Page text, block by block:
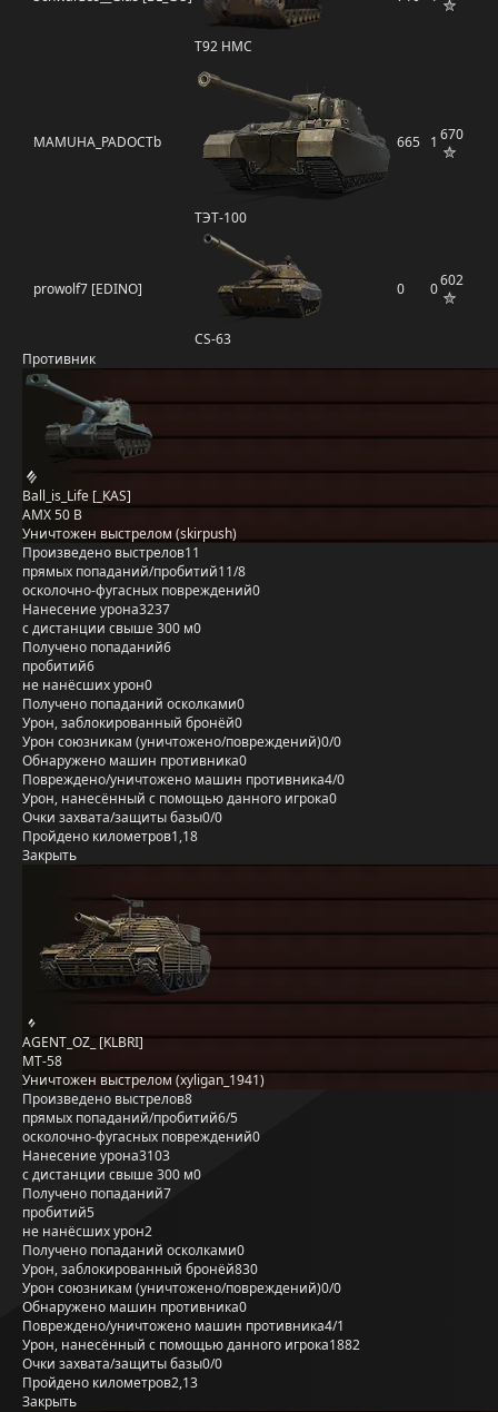
T92 HMC
MAMUHA_PADOCTb
ТЭТ-100
665 1 670
prowolf7 [EDINO]
CS-63
0 0602
Противник
Ball_is_Life [_KAS]
AMX 50 B
Уничтожен выстрелом (skirpush)
Произведено выстрелов11
прямых попаданий/пробитий11/8
осколочно-фугасных повреждений0
Нанесение урона3237
с дистанции свыше 300 м0
Получено попаданий6
пробитий6
не нанёсших урон0
Получено попаданий осколками0
Урон, заблокированный бронёй0
Урон союзникам (уничтожено/повреждений)0/0
Обнаружено машин противника0
Повреждено/уничтожено машин противника4/0
Урон, нанесённый с помощью данного игрока0
Очки захвата/защиты базы0/0
Пройдено километров1,18
Закрыть
AGENT_OZ_ [KLBRI]
MT-58
Уничтожен выстрелом (xyligan_1941)
Произведено выстрелов8
прямых попаданий/пробитий6/5
осколочно-фугасных повреждений0
Нанесение урона3103
с дистанции свыше 300 м0
Получено попаданий7
пробитий5
не нанёсших урон2
Получено попаданий осколками0
Урон, заблокированный бронёй830
Урон союзникам (уничтожено/повреждений)0/0
Обнаружено машин противника0
Повреждено/уничтожено машин противника4/1
Урон, нанесённый с помощью данного игрока1882
Очки захвата/защиты базы0/0
Пройдено километров2,13
Закрыть